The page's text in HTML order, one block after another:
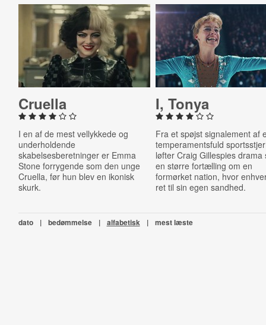
Cruella
I en af de mest vellykkede og
underholdende
skabelsesberetninger er Emma
Stone forrygende som den unge
Cruella, før hun blev en ikonisk
skurk.
I, Tonya
Fra et spøjst signalement af
temperamentsfuld
løfter Craig Gillespies drama
en større fortælling om en
formørket nation, hvor
ret til sin egen sandhed.
dato | bedømmelse | alfabetisk | mest læste